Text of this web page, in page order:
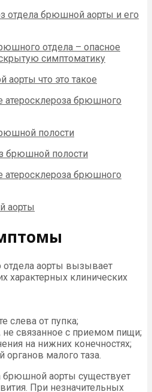
аорты вызывает
характерных клинических
слева от пупка;
связанное с приемом пищи;
на нижних конечностях;
малого таза.
брюшной аорты существует
При незначительных